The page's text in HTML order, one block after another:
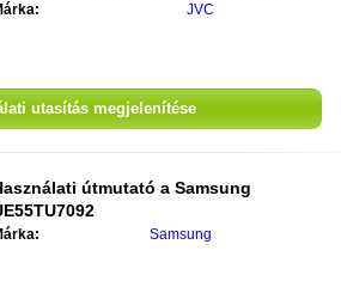
JVC
utasítás megjelenítése
útmutató a Samsung
Samsung